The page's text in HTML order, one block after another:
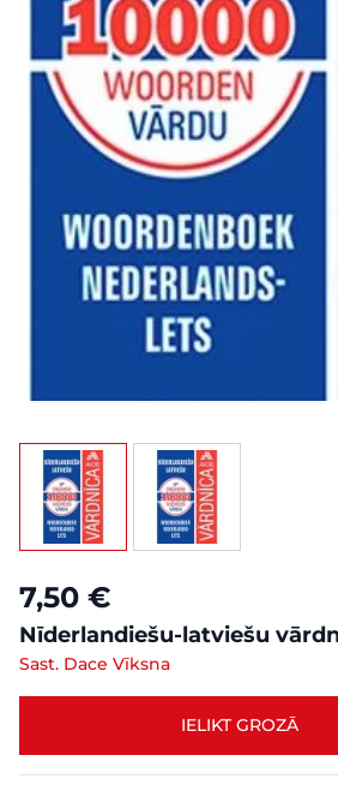
View larger imageView larger image
7,50 €
Nīderlandiešu-latviešu
Sast. Dace Vīksna
IELIKT GROZĀ